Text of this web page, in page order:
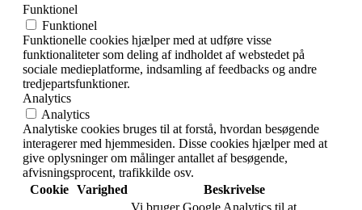
Funktionel
Funktionel
Funktionelle cookies hjælper med at udføre visse
funktionaliteter som deling af indholdet af webstedet på
sociale medieplatforme, indsamling af feedbacks og andre
tredjepartsfunktioner.
Analytics
Analytics
Analytiske cookies bruges til at forstå, hvordan besøgende
interagerer med hjemmesiden. Disse cookies hjælper med at
give oplysninger om målinger antallet af besøgende,
afvisningsprocent, trafikkilde osv.
Cookie Varighed
Beskrivelse
Vi bruger Google Analytics til at